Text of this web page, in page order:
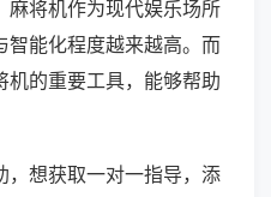
麻将机作为现代娱乐场所
智能化程度越来越高。而
机的重要工具，能够帮助
，想获取一对一指导，添